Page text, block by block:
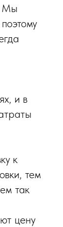
Мы
и в
к
тем
так
цену